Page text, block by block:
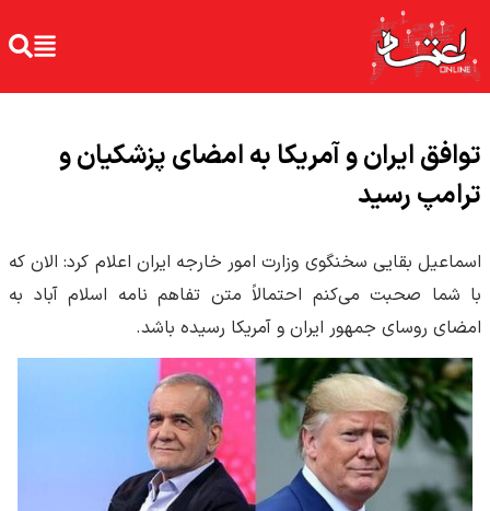
توافق ایران و آمریکا به امضای پزشکیان و
ترامپ رسید
اسماعیل بقایی سخنگوی وزارت امور خارجه ایران اعلام کرد‌: الان که
با شما صحبت می‌کنم احتمالاً متن تفاهم نامه اسلام آباد به
امضای روسای جمهور ایران و آمریکا رسیده باشد.